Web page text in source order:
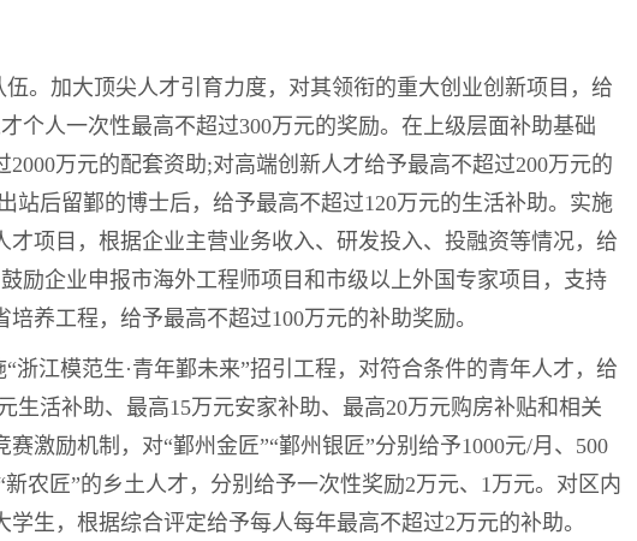
。加大顶尖人才引育力度，对其领衔的重大创业创新项目，给
个人一次性最高不超过300万元的奖励。在上级层面补助基础
万元的配套资助;对高端创新人才给予最高不超过200万元的
站后留鄞的博士后，给予最高不超过120万元的生活补助。实施
才项目，根据企业主营业务收入、研发投入、投融资等情况，给
励企业申报市海外工程师项目和市级以上外国专家项目，支持
养工程，给予最高不超过100万元的补助奖励。
浙江模范生·青年鄞未来”招引工程，对符合条件的青年人才，给
生活补助、最高15万元安家补助、最高20万元购房补贴和相关
激励机制，对“鄞州金匠”“鄞州银匠”分别给予1000元/月、500
农匠”的乡土人才，分别给予一次性奖励2万元、1万元。对区内
生，根据综合评定给予每人每年最高不超过2万元的补助。